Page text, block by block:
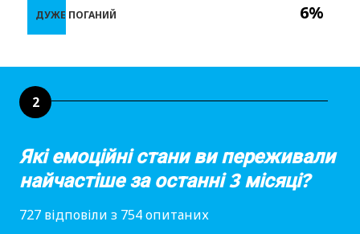
6%
ДУЖЕ ПОГАНИЙ
2
Які емоційні стани ви переживали
найчастіше за останні 3 місяці?
727 відповіли з 754 опитаних